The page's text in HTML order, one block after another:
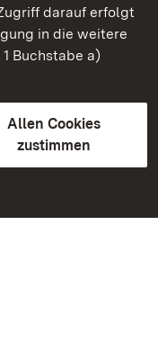
darauf erfolgt
in die weitere
Buchstabe a)
Allen Cookies
zustimmen
Württemberg